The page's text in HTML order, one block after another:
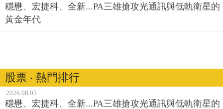
穩懋、宏捷科、全新...PA三雄搶攻光通訊與低軌衛星的
黃金年代
股票 ‧ 熱門排行
2026.08.05
穩懋、宏捷科、全新...PA三雄搶攻光通訊與低軌衛星的